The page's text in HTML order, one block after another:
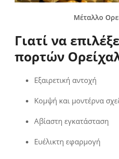
Μέταλλο
Γιατί να
πορτών
Εξαιρετική αντοχή
Κομψή και μοντέρνα
Αβίαστη εγκατάσταση
Ευέλικτη εφαρμογή